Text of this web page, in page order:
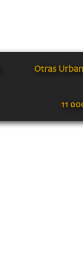
Otras
11